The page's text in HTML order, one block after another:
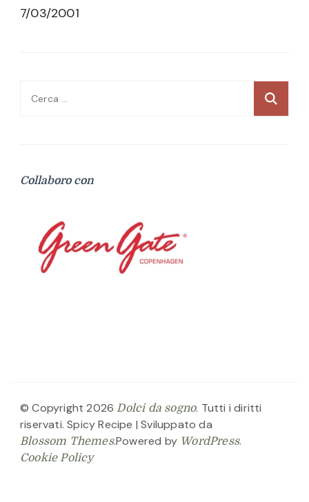
7/03/2001
Ricerca
Collaboro con
© Copyright 2026 Dolci da sogno. Tutti i diritti
riservati. Spicy Recipe | Sviluppato da
Blossom Themes.Powered by WordPress.
Cookie Policy